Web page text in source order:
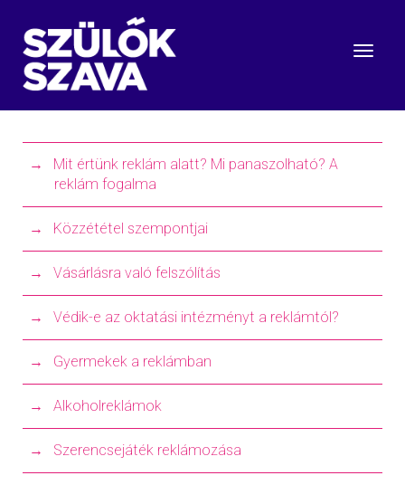
Mit értünk reklám alatt? Mi panaszolható? A
reklám fogalma
Közzététel szempontjai
Vásárlásra való felszólítás
Védik-e az oktatási intézményt a reklámtól?
Gyermekek a reklámban
Alkoholreklámok
Szerencsejáték reklámozása